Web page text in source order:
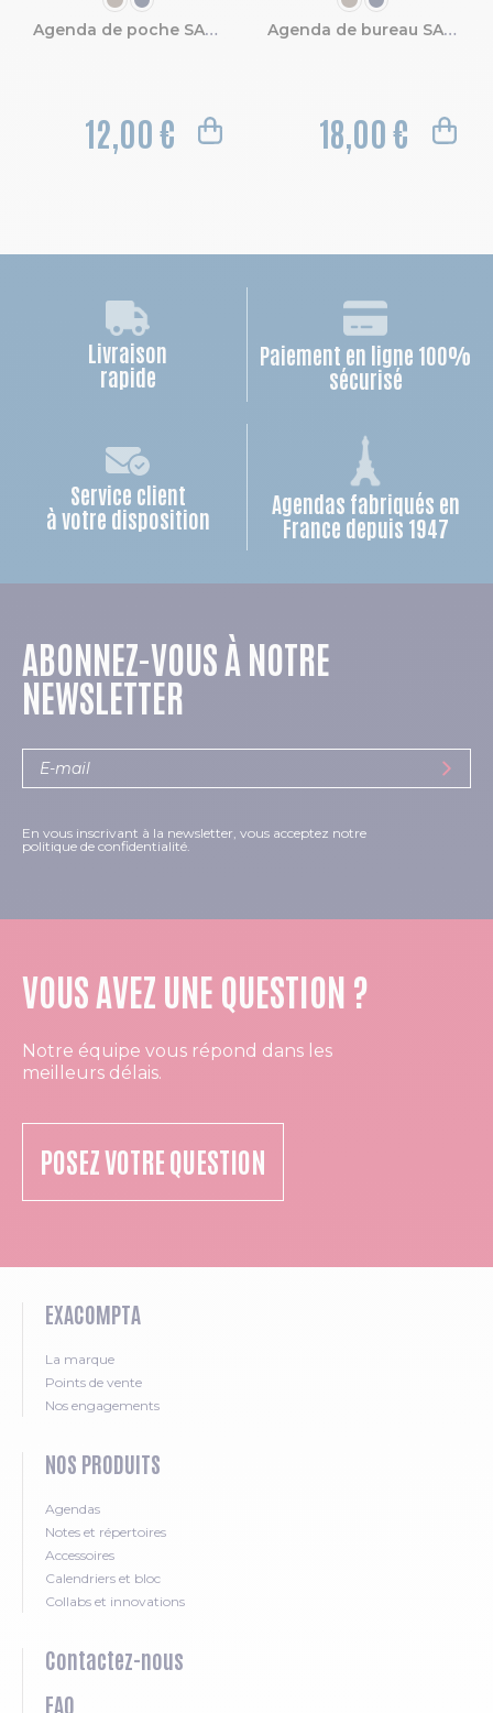
COULEUR
Agenda de poche SAD 16S Gustave 9 x 16 cm Semainier Septembre 2026 à Décembre 2027-16 mois
12,00 €
COULEUR
Agenda de bureau SAD 20S Gustave 15 x 21 cm Semainier Septembre 2026 à Décembre 2027 - 16 mois
18,00 €
Livraison
rapide
Paiement en ligne 100%
sécurisé
Service client
à votre disposition
Agendas fabriqués en
France depuis 1947
ABONNEZ-VOUS À NOTRE
NEWSLETTER
En vous inscrivant à la newsletter, vous acceptez notre
politique de confidentialité.
VOUS AVEZ UNE QUESTION ?
Notre équipe vous répond dans les
meilleurs délais.
POSEZ VOTRE QUESTION
EXACOMPTA
La marque
Points de vente
Nos engagements
NOS PRODUITS
Agendas
Notes et répertoires
Accessoires
Calendriers et bloc
Collabs et innovations
Contactez-nous
FAQ